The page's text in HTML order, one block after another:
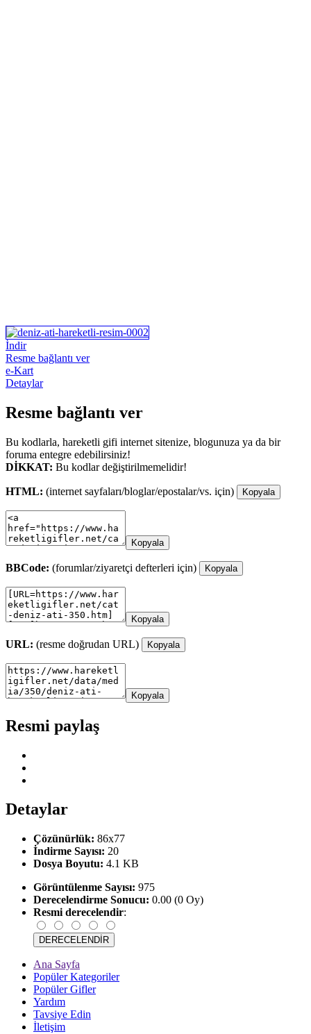
İndir
Resme bağlantı ver
e-Kart
Detaylar
Resme bağlantı ver
Bu kodlarla, hareketli gifi internet sitenize, blogunuza ya da bir
foruma entegre edebilirsiniz!
DİKKAT: Bu kodlar değiştirilmemelidir!
HTML: (internet sayfaları/bloglar/epostalar/vs. için) Kopyala
Kopyala
BBCode: (forumlar/ziyaretçi defterleri için) Kopyala
Kopyala
URL: (resme doğrudan URL) Kopyala
Kopyala
Resmi paylaş
Detaylar
Çözünürlük: 86x77
İndirme Sayısı: 20
Dosya Boyutu: 4.1 KB
Görüntülenme Sayısı: 975
Derecelendirme Sonucu: 0.00 (0 Oy)
Resmi derecelendir:
Ana Sayfa
Popüler Kategoriler
Popüler Gifler
Yardım
Tavsiye Edin
İletişim